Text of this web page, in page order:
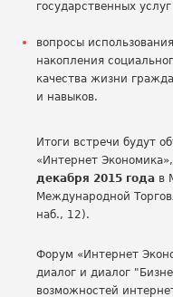
государственных
вопросы
накопления
качества жизни
и навыков.
Итоги встречи будут
«Интернет
декабря 2015 года в
Международной
наб., 12).
Форум «Интернет
диалог и диалог
возможностей